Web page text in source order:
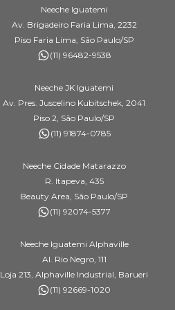
Neeche Iguatemi
Av. Brigadeiro Faria Lima, 2232
Piso Faria Lima, São Paulo/SP
(11) 96482-9538
Neeche JK Iguatemi
Av. Pres. Juscelino Kubitschek, 2041
Piso 2, São Paulo/SP
(11) 91874-0785
Neeche Cidade Matarazzo
R. Itapeva, 435
Beauty Area, São Paulo/SP
(11) 92074-5377
Neeche Iguatemi Alphaville
Al. Rio Negro, 111
Loja 213, Alphaville Industrial, Barueri
(11) 92669-1020